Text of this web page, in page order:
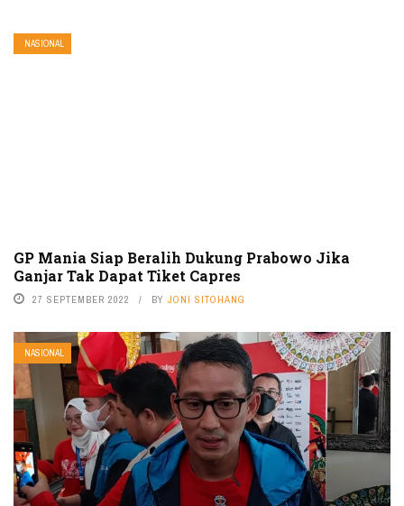
NASIONAL
GP Mania Siap Beralih Dukung Prabowo Jika
Ganjar Tak Dapat Tiket Capres
27 SEPTEMBER 2022 BY JONI SITOHANG
NASIONAL